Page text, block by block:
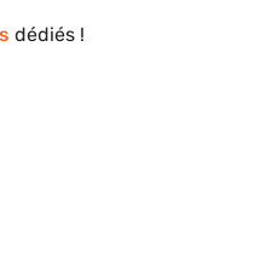
dédiés !